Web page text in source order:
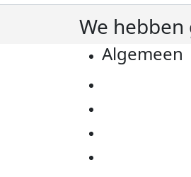
We
Algemeen